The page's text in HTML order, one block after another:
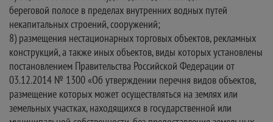
береговой полосе в пределах внутренних водных путей
некапитальных строений, сооружений;
8) размещения нестационарных торговых объектов, рекламных
конструкций, а также иных объектов, виды которых установлены
постановлением Правительства Российской Федерации от
03.12.2014 № 1300 «Об утверждении перечня видов объектов,
размещение которых может осуществляться на землях или
земельных участках, находящихся в государственной или